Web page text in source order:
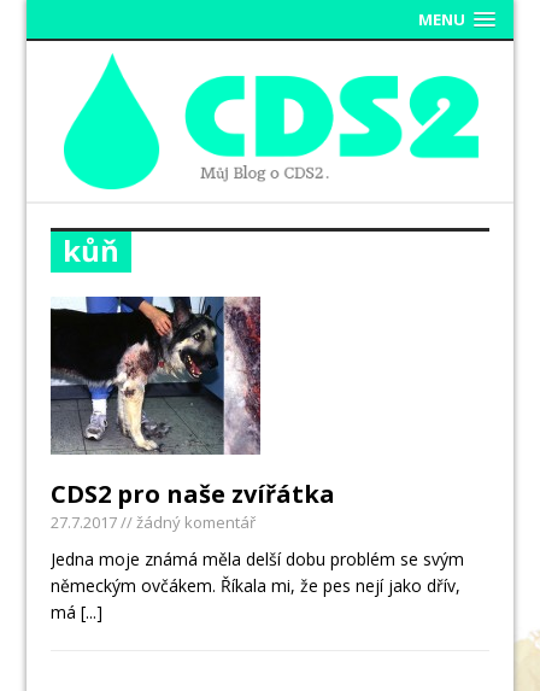
MENU
kůň
CDS2 pro naše zvířátka
27.7.2017// žádný komentář
Jedna moje známá měla delší dobu problém se svým
německým ovčákem. Říkala mi, že pes nejí jako dřív,
má[...]